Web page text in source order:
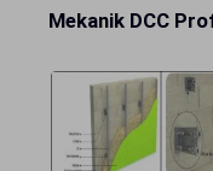
Mekanik DCC